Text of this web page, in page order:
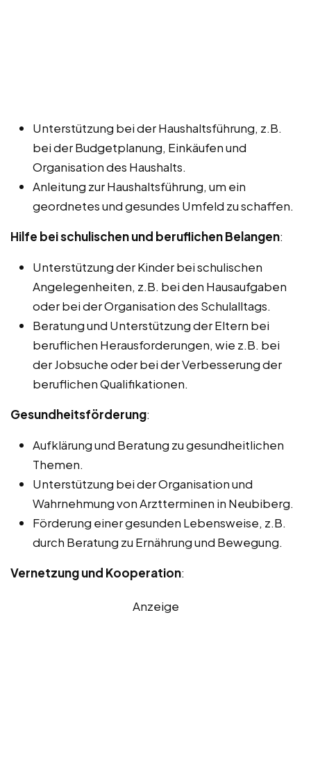
Unterstützung bei der Haushaltsführung, z.B.
bei der Budgetplanung, Einkäufen und
Organisation des Haushalts.
Anleitung zur Haushaltsführung, um ein
geordnetes und gesundes Umfeld zu schaffen.
Hilfe bei schulischen und beruflichen Belangen:
Unterstützung der Kinder bei schulischen
Angelegenheiten, z.B. bei den Hausaufgaben
oder bei der Organisation des Schulalltags.
Beratung und Unterstützung der Eltern bei
beruflichen Herausforderungen, wie z.B. bei
der Jobsuche oder bei der Verbesserung der
beruflichen Qualifikationen.
Gesundheitsförderung:
Aufklärung und Beratung zu gesundheitlichen
Themen.
Unterstützung bei der Organisation und
Wahrnehmung von Arztterminen in Neubiberg.
Förderung einer gesunden Lebensweise, z.B.
durch Beratung zu Ernährung und Bewegung.
Vernetzung und Kooperation:
Anzeige